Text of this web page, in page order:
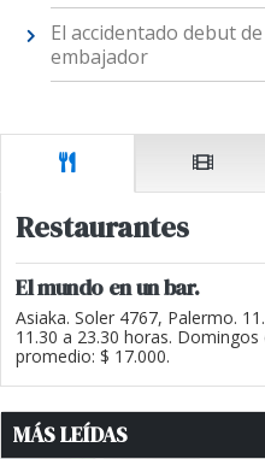
El accidentado debut
embajador
Restaurantes
El mundo en un bar.
Asiaka. Soler 4767, Palermo.
11.30 a 23.30 horas.
promedio: $ 17.000.
MÁS LEÍDAS